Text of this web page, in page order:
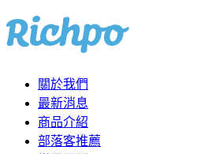
關於我們
最新消息
商品介紹
部落客推薦